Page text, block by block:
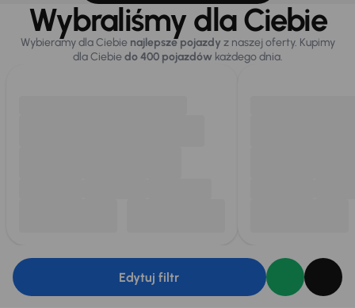
Wybraliśmy dla Ciebie
Wybieramy dla Ciebie najlepsze pojazdy z naszej oferty. Kupimy
dla Ciebiedo 400 pojazdówkażdego dnia.
Edytuj filtr